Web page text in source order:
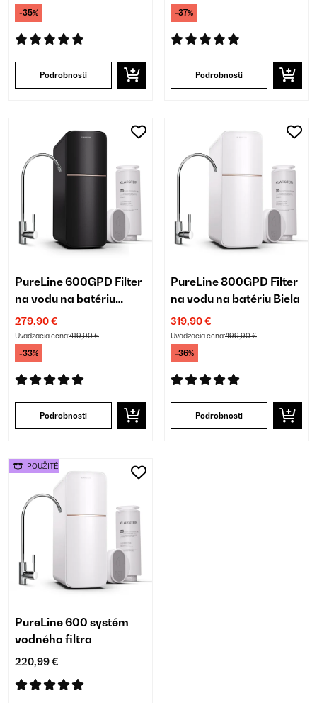
-35%
Podrobnosti
-37%
Podrobnosti
PureLine 600GPD Filter
na vodu na batériu
Čierna
279,90 €
Uvádzacia cena:419,90 €
-33%
Podrobnosti
PureLine 800GPD Filter
na vodu na batériu Biela
319,90 €
Uvádzacia cena:499,90 €
-36%
Podrobnosti
PureLine 600 systém
vodného filtra
220,99 €
POUŽITÉ